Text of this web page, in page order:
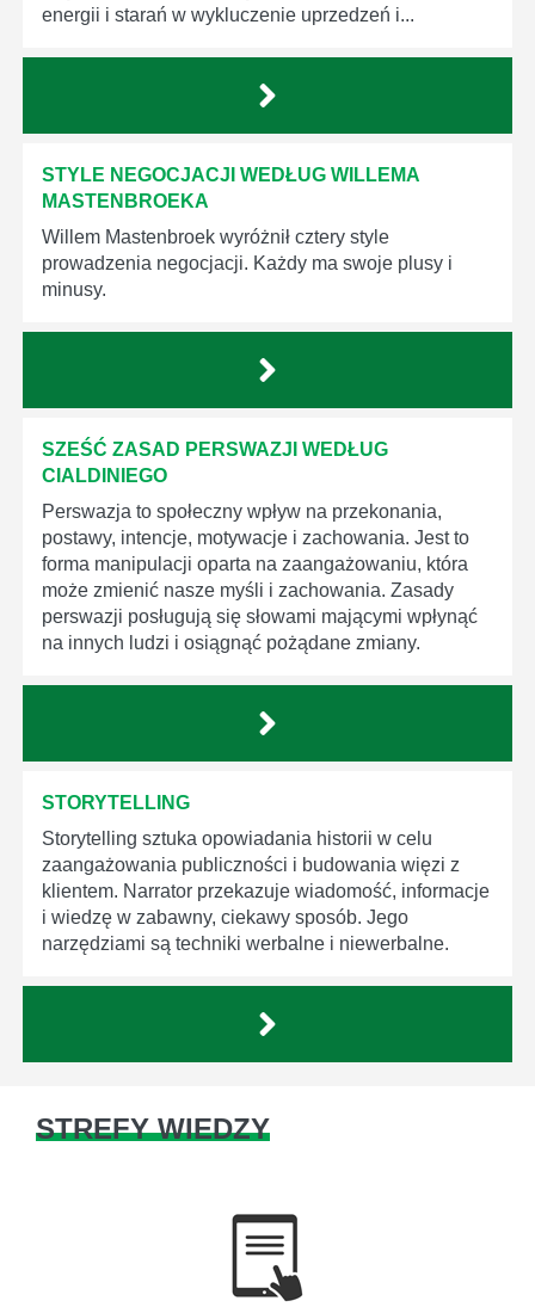
energii i starań w wykluczenie uprzedzeń i...
STYLE NEGOCJACJI WEDŁUG WILLEMA
MASTENBROEKA
Willem Mastenbroek wyróżnił cztery style
prowadzenia negocjacji. Każdy ma swoje plusy i
minusy.
SZEŚĆ ZASAD PERSWAZJI WEDŁUG
CIALDINIEGO
Perswazja to społeczny wpływ na przekonania,
postawy, intencje, motywacje i zachowania. Jest to
forma manipulacji oparta na zaangażowaniu, która
może zmienić nasze myśli i zachowania. Zasady
perswazji posługują się słowami mającymi wpłynąć
na innych ludzi i osiągnąć pożądane zmiany.
STORYTELLING
Storytelling sztuka opowiadania historii w celu
zaangażowania publiczności i budowania więzi z
klientem. Narrator przekazuje wiadomość, informacje
i wiedzę w zabawny, ciekawy sposób. Jego
narzędziami są techniki werbalne i niewerbalne.
STREFY WIEDZY